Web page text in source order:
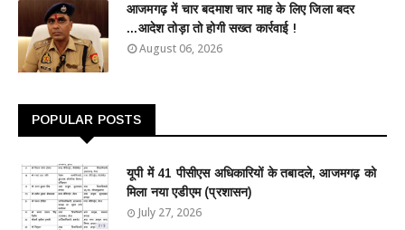
आजमगढ़ में चार बदमाश चार माह के लिए जिला बदर
...आदेश तोड़ा तो होगी सख्त कार्रवाई !
August 06, 2026
POPULAR POSTS
यूपी में 41 पीसीएस अधिकारियों के तबादले, आजमगढ़ को
मिला नया एडीएम (प्रशासन)
July 27, 2026